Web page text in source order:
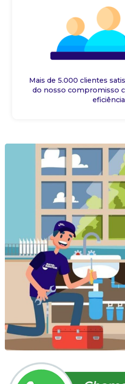
Mais de 5.000 clientes
do nosso compromisso
eficiência